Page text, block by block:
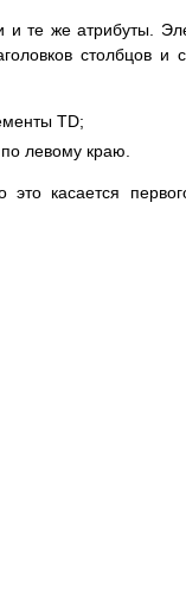
те же атрибуты.
столбцов и
TD;
левому краю.
касается